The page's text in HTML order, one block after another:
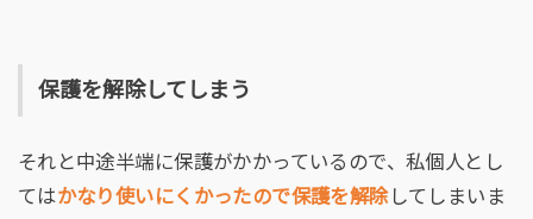
保護を解除してしまう
それと中途半端に保護がかかっているので、私個人とし
てはかなり使いにくかったので保護を解除してしまいま